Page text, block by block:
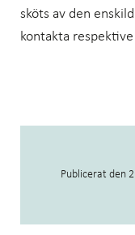
sköts av den
kontakta
Publicerat den